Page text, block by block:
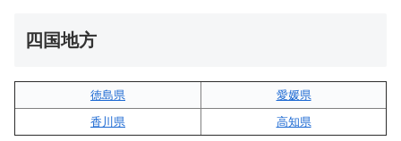
四国地方
徳島県
愛媛県
香川県
高知県